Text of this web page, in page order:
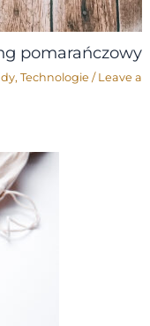
pomarańczowy
, Technologie / Leave a